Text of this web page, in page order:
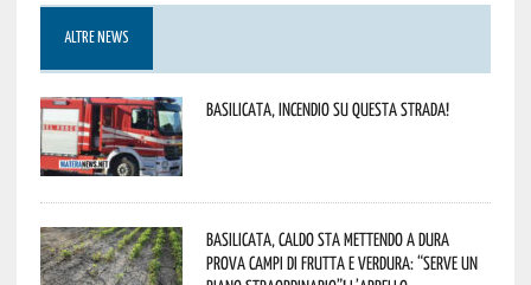
ALTRE NEWS
Basilicata, incendio su questa strada!
Basilicata, caldo sta mettendo a dura
prova campi di frutta e verdura: “Serve un